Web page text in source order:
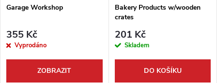
Garage Workshop
355 Kč
Vyprodáno
ZOBRAZIT
Bakery Products w/wooden
crates
201 Kč
Skladem
DO KOŠÍKU